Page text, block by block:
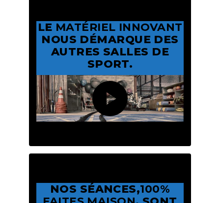
LE MATÉRIEL INNOVANT
NOUS DÉMARQUE DES
AUTRES SALLES DE
SPORT.
NOS SÉANCES,100%